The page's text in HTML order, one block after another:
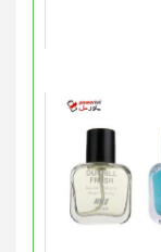
محصول
انتخاب